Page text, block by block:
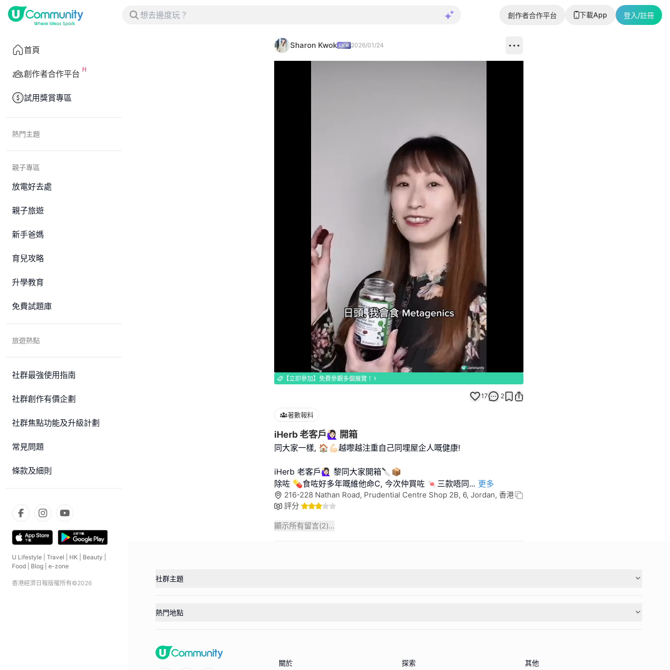
創作者合作平台 下載App 登入/註冊
首頁
創作者合作平台
試用獎賞專區
熱門主題
親子專區
放電好去處
親子旅遊
新手爸媽
育兒攻略
升學教育
免費試題庫
旅遊熱點
社群最強使用指南
社群創作有價企劃
社群焦點功能及升級計劃
常見問題
條款及細則
U Lifestyle Travel HK Beauty
Food
Blog e-zone
香港經濟日報版權所有©2026
Sharon Kwok 2026/01/24
Loaded:
100.00%
【立即參加】免費參觀多個展覽！
17 2
著數報料
iHerb 老客戶🙋🏻‍♀️ 開箱
同大家一樣, 🏠💪🏻越嚟越注重自己同埋屋企人嘅健康!
iHerb 老客戶🙋🏻‍♀️ 黎同大家開箱🔪📦
除咗 💊食咗好多年嘅維他命C, 今次仲買咗 🍬三款唔同... 更多
216-228 Nathan Road, Prudential Centre Shop 2B, 6, Jordan, 香港
評分
顯示所有留言(2)...
社群主題
熱門地點
關於 探索 其他